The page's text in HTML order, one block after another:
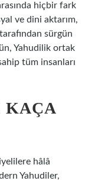
hiçbir fark
ve dini aktarım,
sürgün
Yahudilik ortak
tüm insanları
KAÇA
hâlâ
Yahudiler,